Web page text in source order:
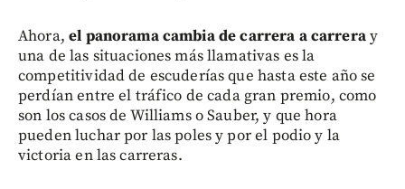
Ahora,el panorama cambia de carrera a carreray
una de las situaciones más llamativas es la
competitividad de escuderías que hasta este año se
perdían entre el tráfico de cada gran premio, como
son los casos de Williams o Sauber, y que hora
pueden luchar por las poles y por el podio y la
victoria en las carreras.